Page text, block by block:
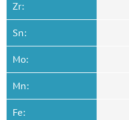
Zr:
Sn:
Mo:
Mn:
Fe: